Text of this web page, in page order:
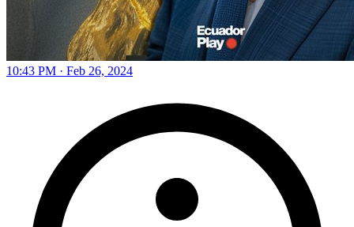
10:43 PM · Feb 26, 2024